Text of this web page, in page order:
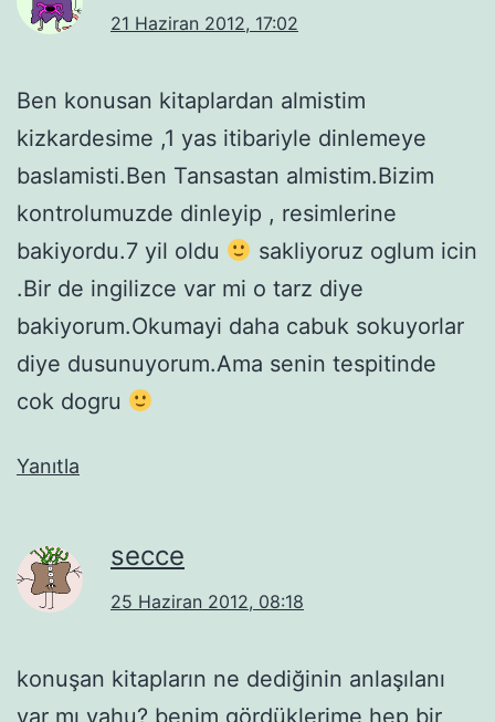
21 Haziran 2012, 17:02
Ben konusan kitaplardan almistim
kizkardesime ,1 yas itibariyle dinlemeye
baslamisti.Ben Tansastan almistim.Bizim
kontrolumuzde dinleyip , resimlerine
bakiyordu.7 yil oldu
sakliyoruz oglum icin
.Bir de ingilizce var mi o tarz diye
bakiyorum.Okumayi daha cabuk sokuyorlar
diye dusunuyorum.Ama senin tespitinde
cok dogru
Yanıtla
secce
25 Haziran 2012, 08:18
konuşan kitapların ne dediğinin anlaşılanı
var mı yahu? benim gördüklerime hep bir